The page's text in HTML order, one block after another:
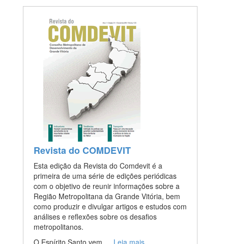
Revista do COMDEVIT
Esta edição da Revista do Comdevit é a
primeira de uma série de edições periódicas
com o objetivo de reunir informações sobre a
Região Metropolitana da Grande Vitória, bem
como produzir e divulgar artigos e estudos com
análises e reflexões sobre os desafios
metropolitanos.
O Espírito Santo vem … Leia mais